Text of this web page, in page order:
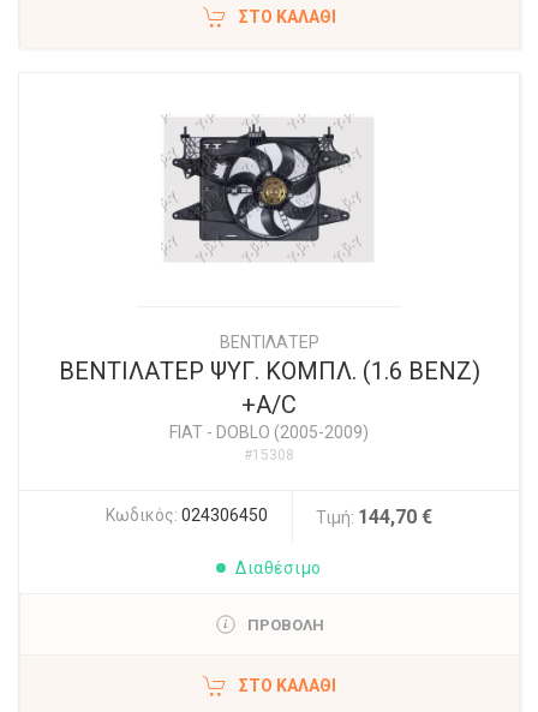
ΣΤΟ ΚΑΛΆΘΙ
ΒΕΝΤΙΛΑΤΕΡ
ΒΕΝΤΙΛΑΤΕΡ ΨΥΓ. ΚΟΜΠΛ. (1.6 ΒΕΝΖ)
+A/C
FIAT - DOBLO (2005-2009)
#15308
Κωδικός: 024306450 Τιμή: 144,70 €
Διαθέσιμο
ΠΡΟΒΟΛΗ
ΣΤΟ ΚΑΛΆΘΙ